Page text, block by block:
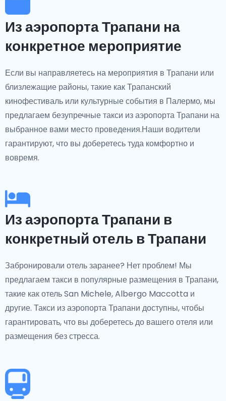
Из аэропорта Трапани на
конкретное мероприятие
Если вы направляетесь на мероприятия в Трапани или
близлежащие районы, такие как Трапанский
кинофестиваль или культурные события в Палермо, мы
предлагаем безупречные такси из аэропорта Трапани на
выбранное вами место проведения.Наши водители
гарантируют, что вы доберетесь туда комфортно и
вовремя.
Из аэропорта Трапани в
конкретный отель в Трапани
Забронировали отель заранее? Нет проблем! Мы
предлагаем такси в популярные размещения в Трапани,
такие как отель San Michele, Albergo Maccotta и
другие. Такси из аэропорта Трапани доступны, чтобы
гарантировать, что вы доберетесь до вашего отеля или
размещения без стресса.